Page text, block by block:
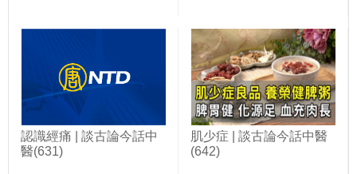
認識經痛 | 談古論今話中
醫(631)
肌少症 | 談古論今話中醫
(642)